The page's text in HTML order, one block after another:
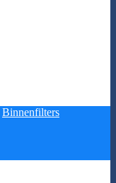
Binnenfilters